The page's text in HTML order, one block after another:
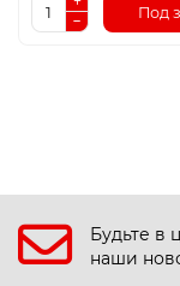
Под
Будьте в
наши